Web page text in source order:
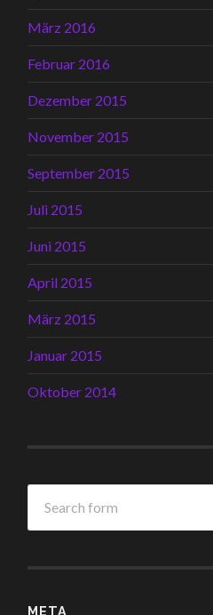
März 2016
Februar 2016
Dezember 2015
November 2015
September 2015
Juli 2015
Juni 2015
April 2015
März 2015
Januar 2015
Oktober 2014
META